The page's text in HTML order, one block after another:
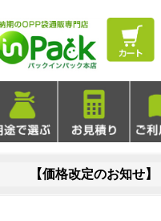
【価格改定のお知せ】